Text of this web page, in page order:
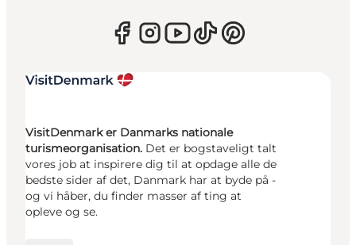
VisitDenmark er Danmarks nationale
turismeorganisation. Det er bogstaveligt talt
vores job at inspirere dig til at opdage alle de
bedste sider af det, Danmark har at byde på -
og vi håber, du finder masser af ting at
opleve og se.